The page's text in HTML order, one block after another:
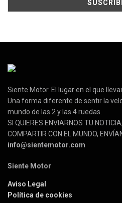
Siente Motor. El lugar en el que
Una forma diferente de sentir la
mundo de las 2 y las 4 ruedas.
SI QUIERES ENVIARNOS TU
COMPARTIR CON EL MUNDO,
info@sientemotor.com
Siente Motor
Aviso Legal
Política de cookies